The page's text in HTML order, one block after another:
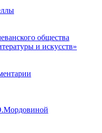
общества
и искусств»